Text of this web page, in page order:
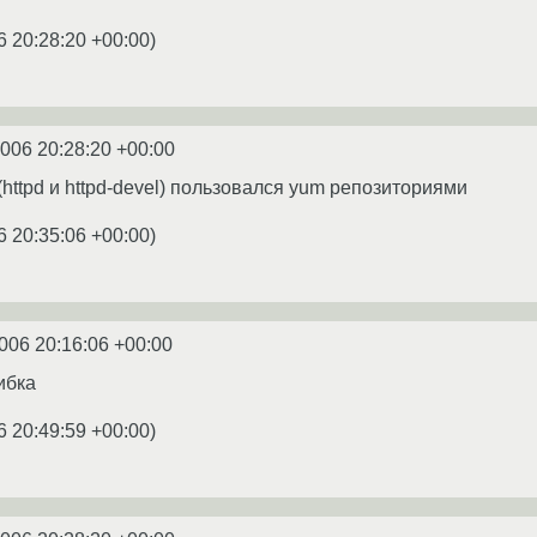
20:28:20 +00:00)
20:28:20 +00:00
и httpd-devel) пользовался yum репозиториями
20:35:06 +00:00)
20:16:06 +00:00
20:49:59 +00:00)